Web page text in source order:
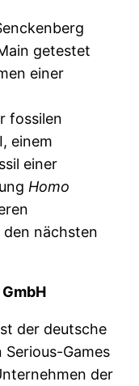
getestet
einer
fossilen
einem
einer
Homo
den nächsten
der deutsche
Games
der